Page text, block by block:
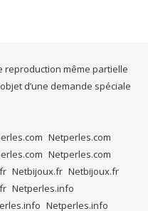
reproduction même partielle
d’une demande spéciale
Netperles.com
Netperles.com
Netbijoux.fr Netbijoux.fr
Netperles.info
Netperles.info